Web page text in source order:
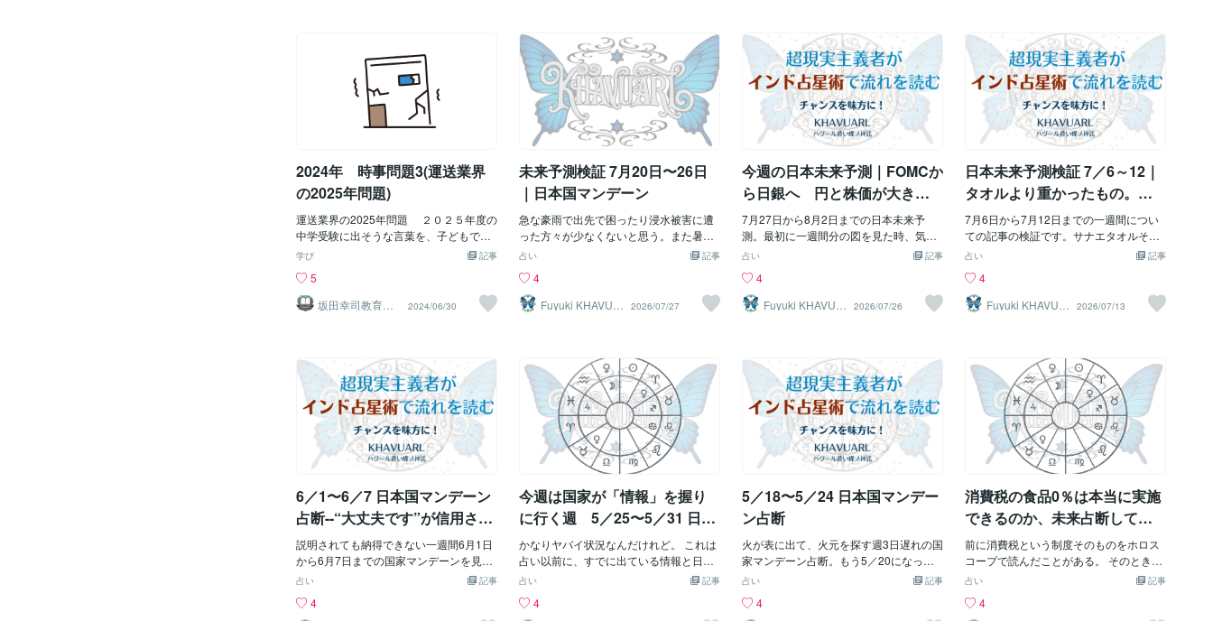
で並んでいるのは、高市政権。国力研究
会。米国大使。安全保障。改憲。緊急事
態条項。この言葉たちです。チャートで
見えたもの国力研究会の初会合チャート
を見ると、表向きには、国民を守る、国
「国力研究会」という名前そのものにも
合っています。けれど、同時に、制度
担感 月は蠍座アヌラーダ。 土星は魚座1
5度台で、日本国憲法施行図の金星に接
近。 連休中とはいえ、生活の不安、制度
疲労、家計感覚、国民感情の重さ が出や
すい入口です。 「連休の空気の裏で、生
活の重さがじわっと出始める日」 5／5：
強い言葉、煽り、過剰反応 月は蠍座ジェ
いうより、同程度クラスの揺れや余震的
な動きが続いて、人の不安を長めに引っ
張りやすい出方に見える。つまり今回の
地震については、「壊滅級の大地震が来
る」という読みとは違う。でも、体感は
強く、足元の不安を意識させる揺れとし
ては、ちゃんと図に出ていた。なので今
たというより、“強めの揺れはあるが、壊
滅級ではない”という範
一度つまずくと立て直しにくい構造。④
支援制度へのアクセスが進んだ・以前よ
り生活保護の利用が「見える化」・相談
や支援につながるケースが増えた👉 25
年前は・水際対策（申請させない）・制
度への心理的ハードルが強く、「本当は
困っていた人が表に出ていなかった」可
しているのか？ここは重
りませんでしたが、実際に小学生からそ
のような声が上がっている、というの
は、切実な問題ではないでしょうか。 例
に挙がっている像は、少女の裸。 今まで
まったく興味ありませんでしたが、確か
いていますが、何らかの表現として「少
女の裸」を描く、というのはモチベーシ
ョンとして理解しがたい。 私には10代の
娘がいて溺愛しており、娘を可愛いと思
うし、描きたい、と思います。 しかし、
その裸を描く、となると、正直考えただ
ます。 まして、それを人に見せるなん
て……。 共有しがたい感覚です。 作り手
側は、「少女の裸」を「平和の象徴」だ
由なものなので、そのような作品があっ
てもいいとは思います。 しかし、それが
公共の場に設置されるもの、となると、
話は違ってきます。 少女の裸が「平和の
象徴」という考え、感覚は、令和を生き
る日本人の感覚からすると、ごくごく一
部の人の価値観でしょう。 やはり、時代
かな、という感じがいたします。 イ
人」、 先進国は「受けにくい人」。 こう
いった格差が広がっています。 例えば、
先進国は 暑ければエアコンをつける、 洪
水が起きれば丈夫で高い建物に避難する
ことができるが、 発展途上国は簡単にで
きない。 発展途上国は 気候変動が原因で
家が壊れて住めない、 食料が確保できな
二酸化炭素をより多く排出していて、 発
展途上国はあまり排出していないのに、
こういった被害を受けています。 これに
対して、 先進国は発展途上国に対して、
『ロス＆ダメージファンド』 (「損失と損
害」基金) という基金を作り、 気候変動
出量1位の中国は基金に参加せず、 2位の
アメリカも拠出額は11番目です。 日本は
世界5位の排出国ですが、 上から15番目
命されました。 その後、 訪日外国人旅行
者(インバウンド)が 徐々に増えてきまし
た。 それに伴って、 日本各地でオーバー
ツーリズムが発生しています。具体的に
は以下の事案になります。 〈京都市が抱
える問題〉 主要観光地へ向かうバスの
運送能力を超える乗客が集まってしま
います。 また、大きな手荷物の持ち込
みにより運行にも支障が起きています。
さらに、芸舞妓を無断で写真撮影した
り、車道まで広がっての歩行したり、私
有地への無断立ち入りが起きています。
〈神奈川県鎌倉市が抱える問題〉 人気
踏切周辺で、写真撮影のため多くの観光
客が公道に滞留し渋滞を引き起こしてい
ます。 また、観光客によるごみの投棄
るために農地（私有地）への立ち入りが
横行しています。 また、観光客により
交通渋滞が発生したり、生活道路や農道
への違法駐車により、生活交通が妨げら
れたりしています。 これらの問題に対し
て 観光庁では以下の対策を発表しまし
た。 観光客が集中する路線バスから鉄道
ら観光」の実証
なしながら落ち着かせる。 その場の空気
を読んでするべきことをし、 最善の結果
が出るように動く。 これは 家庭教師に1
番必要な能力な気がします。 先生たちは
勉強はできるでしょうから、 ここに実力
の差が出ている気がします。 一方、 よく
比較されるものに『I Q』があります。
『I Q』とは 知能検査の数字を数値化した
ものです。 問題解決能力、 つまり、頭の
回転の速さを数値化したものです。 (暗記
力なども含みますが、ここではわかりや
すくするために省略します)I Qは生まれ持
った能力である場合が多いですが、 E Q
は育ち方や生き方によって後天的に身に
つく能力だと言われています。 E Qはリ
ーダーに必要な能力と言われています。
そのためか、 多くの中高一貫校でも授業
の中に取り入れられています。 ＩＱはコ
方が 優れているとも言えます。 そうする
と、 しばらくはEQが高い人が重宝され
ます。 中学に入学後は E Qを上げる勉強
をしてください！ 自分の志望校がどんな
教育を目指しているかをチェックして、
それに関連した時事問題はきちんと理解
しておいてく
2024年 時事問題3(運送業界
の2025年問題)
運送業界の2025年問題 ２０２５年度の
中学受験に出そうな言葉を、子どもでも
わかるような言葉で簡単に説明して行き
私たちの生活と身近な問題が出題されま
す。 NHKの「クローズアップ現代」でも
取り上げられていました。 Amazonなど
日に配達されるのも当たり前の時代にな
りました。 そのような状況の中で、 働き
方改革関連法によって時間外労働が規制
されました。 簡単に言うと、 『今までの
ように残業がてきなくなる』 ということ
です。 運ぶ物は増える一方なのに 働く時
間が減るわけですから、 運送業界は当然
で運べた量の荷物を運べなくなります。
また、 今までのようにすぐに届かなくな
ります。 さらに、 働く人を集めるために
お給料をあげると、 今までの配送料金よ
りも高くなります。 配送料金が上がらな
いと運送会社の利益が減ってしまうの
ります。 当たり前のようにあった新鮮な
記事
学び
5
坂田幸司教育研
究所
2024/06/30
未来予測検証 7月20日〜26日
｜日本国マンデーン
急な豪雨で出先で困ったり浸水被害に遭
った方々が少なくないと思う。また暑い
日が増えてきたけれど無事でいらっしゃ
模や因果関係を盛りすぎてしまったかな
と反省しております。国家図に出た＝全
国規模、ではなかった国家図が刺激され
大事故国家機関が動く事件になるとは限
らない。国内で起きた局地的事故や、ニ
ュースになる行政対応として出る場合も
ある。今回は政治・行政の修正、責任問
題、発言の混乱の方へ、国家図の象意が
強く出た可能性がある。つまり、災害・
設備だけでなく、政治の指揮系統や制度
運用の「壊れかけ」も火星―土星、水星
逆行―火星の現れ方だったと考えられ
る。別々の出来事を一本の物語にしすぎ
たこれは検証側の問題。指定時間内に、
交通事故住宅火災土砂災害警戒情報があ
ったとしても、それぞれに因果関係はな
い。さらに、26日午後の大雨、停電、鉄
や電力を止めたとまとめると、週全体の
記事
占い
4
Fuyuki KHAVUA
2026/07/27
今週の日本未来予測｜FOMCか
ら日銀へ 円と株価が大きく
往復する一週間
7月27日から8月2日までの日本未来予
測。最初に一週間分の図を見た時、気に
なったのは7月28日夜から29日にかけて
障害。大きな事故。あるいは自然災害。
そんな可能性も考えた。ただ、時間を絞
って追加の図を作り、現実に予定されて
週、最も大きく動きそうなのは、円。株
価。金利。物価。そして、政府と中央銀
行への評価だ。FOMCから日銀へ7月28
日から29日には、アメリカのFOMCが開
かれる。政策声明が出るのは、日本時間7
月30日午前3時。午前3時30分から議長会
見となる。続いて7月30日から31日に
1日には政策判断と展望レポートが公表さ
れる。アメリカから日本へ。二つの中央
銀行の政策判断が続く。しかも、その直
前となる7月29日23時36分頃に、今週最
も強い満月を迎える。先に占断で出てい
た「29日夜から国家レベルで何かが表面
市場が待ち構える時間とほぼ重なってい
記事
占い
4
Fuyuki KHAVUA
2026/07/26
日本未来予測検証 7／6～12｜
タオルより重かったもの。山
本太郎引退、連立の縫い目、
動いた法案
7月6日から7月12日までの一週間につい
ての記事の検証です。サナエタオルその
ものより、旧統一教会関連文書、選挙事
「まだ説明されていないもの」が気にな
る。そんな話だった。では実際にはどう
だったのか。結論から言うと、今回はか
タオルより重いものは確かに出てきた。
山本太郎さんの代表辞任と政界引退。自
民と維新の連立の縫い目。議員定数削減
法案の先送り。個人情報、労災、防災に
関する法案の動き。株価の高値疲れ。円
安と介入警戒。台風9号。こう並べると、
だいぶ重い。タオルどころではない。も
はや雑巾がけで済む話ではなかった。ま
ず大きかったのは、山本太郎さんの代表
辞任と政界引退今回の検証で、もっとも
象徴的だったのは山本太郎さんの件だと
思う。前回の記事では、こう書いてい
た。「それ、今さら速報で扱うこと？」
過去の話が突然掘り返される。交通、報
辺や党の体制まで問われる。速報の出方
記事
占い
4
Fuyuki KHAVUA
2026/07/13
6／1〜6／7 日本国マンデーン
占断--“大丈夫です”が信用され
ない日本
説明されても納得できない一週間6月1日
から6月7日までの国家マンデーンを見
た。今回は、日本全体のチャートに加え
気象庁のチャートも出した。国家マンデ
記事
占い
4
今週は国家が「情報」を握り
に行く週 5／25〜5／31 日本
国マンデーン占断
かなりヤバイ状況なんだけれど。 これは
占い以前に、すでに出ている情報と日程
の話。そこに、今週の流れを重ねて見て
の国家マンデーンの検証は、お気に入り
記事
占い
4
5／18〜5／24 日本国マンデー
ン占断
火が表に出て、火元を探す週3日遅れの国
家マンデーン占断。もう5／20になって
しまったので、今回は少し変則的に見
事と星の象徴を照合。5／20〜5／24は、
記事
占い
4
消費税の食品0％は本当に実施
できるのか、未来占断してみ
た
前に消費税という制度そのものをホロス
コープで読んだことがある。 そのときの
結論は、かなり雑に言えばこうだった。
えない。 しかも、名前や説明や見せ方を
記事
占い
4